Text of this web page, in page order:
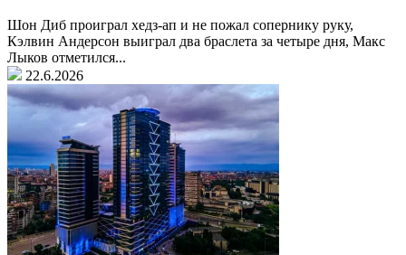
Шон Диб проиграл хедз-ап и не пожал сопернику руку,
Кэлвин Андерсон выиграл два браслета за четыре дня, Макс
Лыков отметился...
22.6.2026